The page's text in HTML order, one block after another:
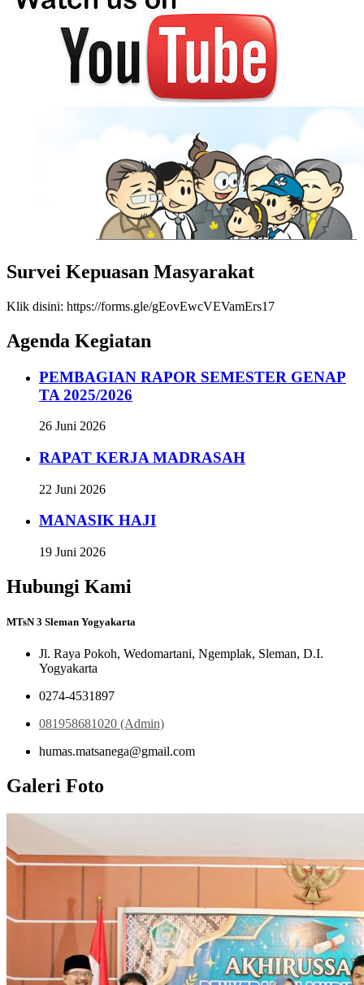
Survei Kepuasan Masyarakat
Klik disini: https://forms.gle/gEovEwcVEVamErs17
Agenda Kegiatan
PEMBAGIAN RAPOR SEMESTER GENAP
TA 2025/2026
26 Juni 2026
RAPAT KERJA MADRASAH
22 Juni 2026
MANASIK HAJI
19 Juni 2026
Hubungi Kami
MTsN 3 Sleman Yogyakarta
Jl. Raya Pokoh, Wedomartani, Ngemplak, Sleman, D.I.
Yogyakarta
0274-4531897
081958681020 (Admin)
humas.matsanega@gmail.com
Galeri Foto